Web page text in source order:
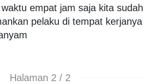
empat jam saja kita sudah
pelaku di tempat kerjanya
Halaman 2 / 2